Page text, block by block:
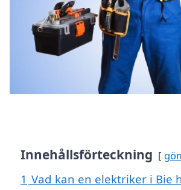
Innehållsförteckning
1 Vad kan en elektriker i Bie